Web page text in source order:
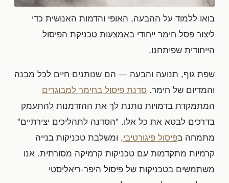
בואו ללמוד על ההבעה, האופי והדמות האנושית כדי
ליצור פסל חימר ייחודי באמצעות טכניקת הפיסול
הייחודית שפיתחנו.
שפת גוף, תנועה והבעה — הם שנותנים חיים לכל מבנה
והמדיום של חימר. סדנת פיסול בחימר למבוגרים
המתמקדת בדמויות נותנת לך את ההזדמנות להתעמק
בדרכים לבטא את כל אלו. "הסדנה לתהליכים יצירתיים"
מתמחה בפיסול פיגורטיבי, ומשלבת טכניקות בנייה
קרמיות מתקדמות עם טכניקות קרמיקה מסורתית. אנו
משתמשים בטכניקות של פיסול היפר-ריאליסטי